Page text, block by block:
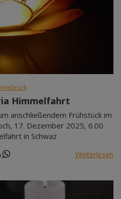
Himmelfahrt
anschließendem Frühstück im
17. Dezember 2025, 6.00
in Schwaz
Weiterlesen